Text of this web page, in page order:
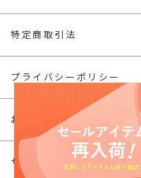
特定商取引法
プライバシーポリシー
お問い合わせ
サイトマップ